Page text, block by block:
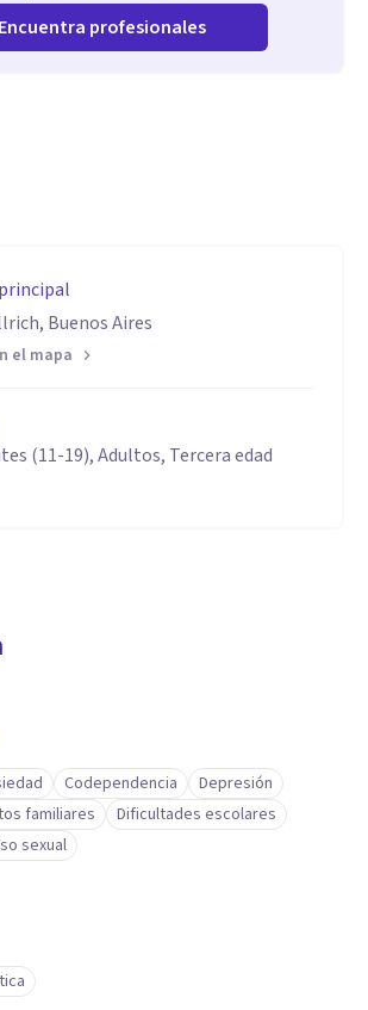
Encuentra profesionales
Buenos Aires
el mapa
(11-19), Adultos, Tercera edad
Codependencia
Depresión
familiares
Dificultades escolares
sexual